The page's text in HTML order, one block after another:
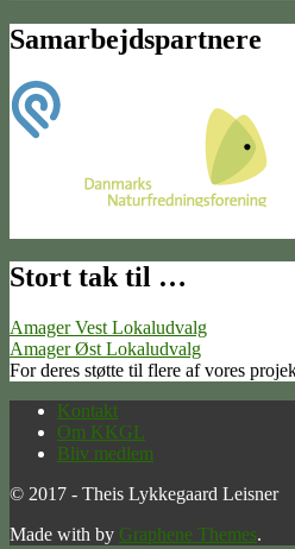
Samarbejdspartnere
Stort tak til …
Amager Vest Lokaludvalg
Amager Øst Lokaludvalg
For deres støtte til flere af vores
Kontakt
Om KKGL
Bliv medlem
© 2017 - Theis Lykkegaard Leisner
Made with by Graphene Themes.